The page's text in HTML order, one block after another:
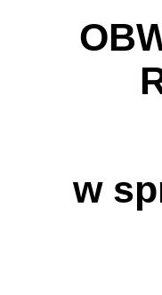
w